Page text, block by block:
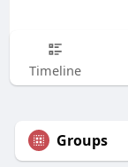
Timeline
Groups